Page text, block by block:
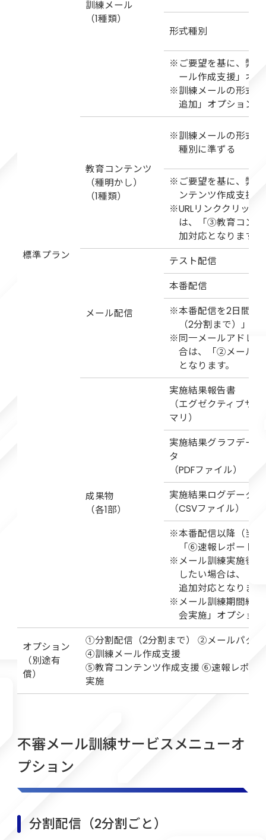
標準プラン
訓練メール
（1種類）
形式種別
※ご要望を基に、弊
ール作成支援」オ
※訓練メールの形式
追加」オプション
教育コンテンツ
（種明かし）
（1種類）
※訓練メールの形式
種別に準ずる
※ご要望を基に、弊
ンテンツ作成支援
※URLリンククリック
は、「③教育コンテ
加対応となります。
メール配信
テスト配信
本番配信
※本番配信を2日間に
（2分割まで）」
※同一メールアドレ
合は、「②メールパ
となります。
成果物
（各1部）
実施結果報告書
（エグゼクティブサ
マリ）
実施結果グラフデー
タ
（PDFファイル）
実施結果ログデータ
（CSVファイル）
※本番配信以降（当
「⑥速報レポート
※メール訓練実施後
したい場合は、「
追加対応となります
※メール訓練期間終
会実施」オプショ
オプション
（別途有
償）
①分割配信（2分割まで） ②メールパタ
④訓練メール作成支援
⑤教育コンテンツ作成支援 ⑥速報レポー
実施
不審メール訓練サービスメニューオ
プション
分割配信（2分割ごと）